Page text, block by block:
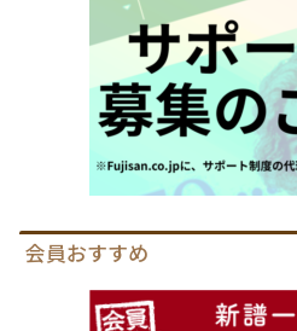
会員おすすめ